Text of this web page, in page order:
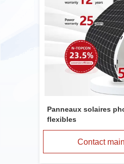
Panneaux solaires
flexibles
Contact